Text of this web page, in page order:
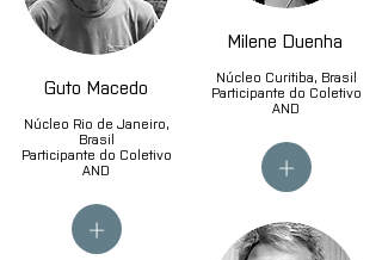
Guto Macedo
Núcleo Rio de Janeiro,
Brasil
Participante do Coletivo
AND
+
Milene Duenha
Núcleo Curitiba, Brasil
Participante do Coletivo
AND
+